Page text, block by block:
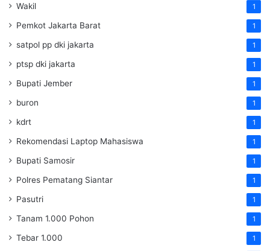
Wakil 1
Pemkot Jakarta Barat 1
satpol pp dki jakarta 1
ptsp dki jakarta 1
Bupati Jember 1
buron 1
kdrt 1
Rekomendasi Laptop Mahasiswa 1
Bupati Samosir 1
Polres Pematang Siantar 1
Pasutri 1
Tanam 1.000 Pohon 1
Tebar 1.000 1